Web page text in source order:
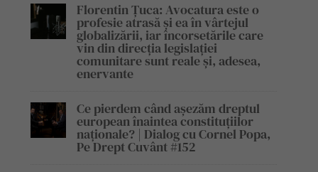
Florentin Țuca: Avocatura este o
profesie atrasă și ea în vârtejul
globalizării, iar încorsetările care
vin din direcția legislației
comunitare sunt reale și, adesea,
enervante
Ce pierdem când așezăm dreptul
european înaintea constituțiilor
naționale? | Dialog cu Cornel Popa,
Pe Drept Cuvânt #152